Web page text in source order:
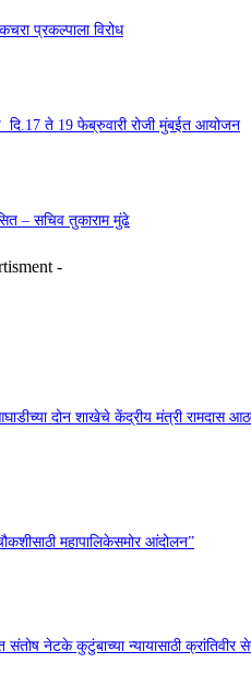
प्रकल्पाला विरोध
दि.17 ते 19 फेब्रुवारी रोजी मुंबईत आयोजन
– सचिव तुकाराम मुंढे
-
दोन शाखेचे केंद्रीय मंत्री रामदास
महापालिकेसमोर आंदोलन”
नेटके कुटुंबाच्या न्यायासाठी क्रांतिवीर